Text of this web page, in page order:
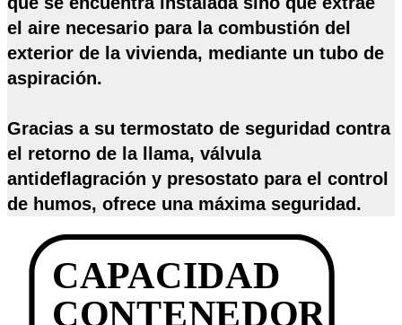
el aire necesario para la combustión del
exterior de la vivienda, mediante un tubo de
aspiración.
Gracias a su termostato de seguridad contra
el retorno de la llama, válvula
antideflagración y presostato para el control
de humos, ofrece una máxima seguridad.